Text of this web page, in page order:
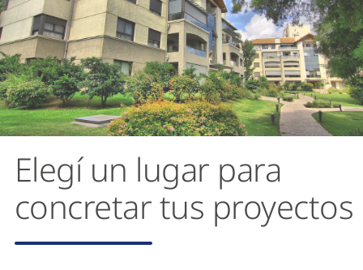
Elegí un lugar para
concretar tus proyectos